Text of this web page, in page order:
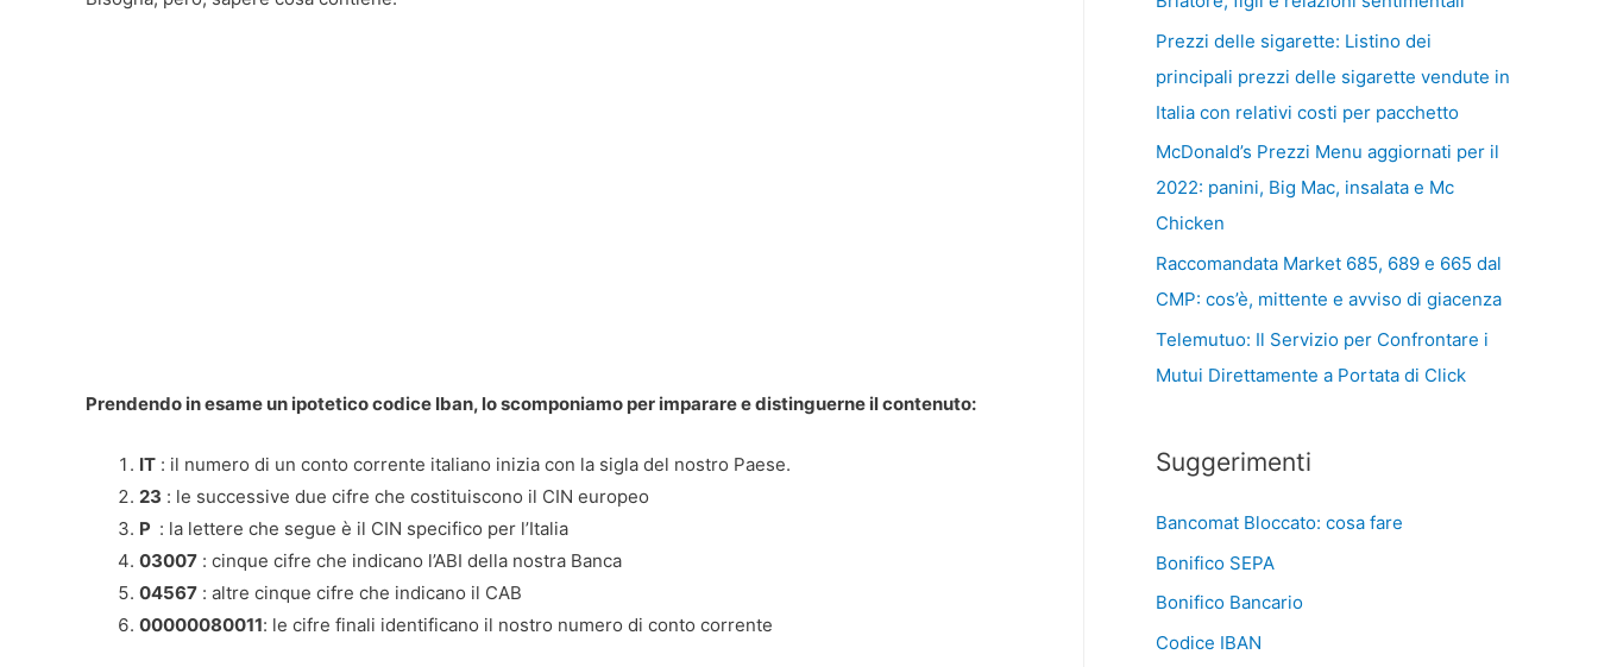
Prendendo in esame un ipotetico codice Iban, lo scomponiamo per imparare e distinguerne il contenuto:
IT : il numero di un conto corrente italiano inizia con la sigla del nostro Paese.
23 : le successive due cifre che costituiscono il CIN europeo
P : la lettere che segue è il CIN specifico per l’Italia
03007 : cinque cifre che indicano l’ABI della nostra Banca
04567 : altre cinque cifre che indicano il CAB
00000080011: le cifre finali identificano il nostro numero di conto corrente
Prezzi delle sigarette: Listino dei
principali prezzi delle sigarette vendute in
Italia con relativi costi per pacchetto
McDonald’s Prezzi Menu aggiornati per il
2022: panini, Big Mac, insalata e Mc
Chicken
Raccomandata Market 685, 689 e 665 dal
CMP: cos’è, mittente e avviso di giacenza
Telemutuo: Il Servizio per Confrontare i
Mutui Direttamente a Portata di Click
Suggerimenti
Bancomat Bloccato: cosa fare
Bonifico SEPA
Bonifico Bancario
Codice IBAN